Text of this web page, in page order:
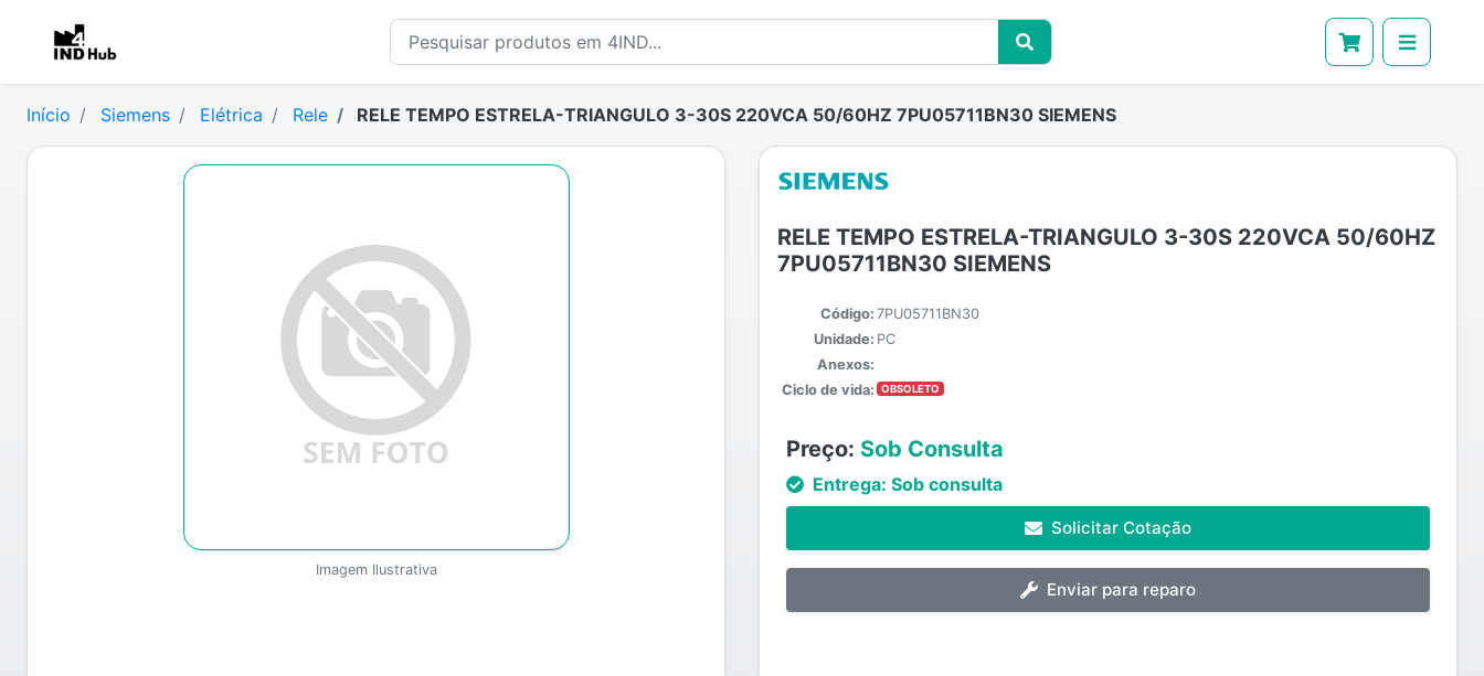
Início Siemens Elétrica Rele RELE TEMPO ESTRELA-TRIANGULO 3-30S 220VCA 50/60HZ 7PU05711BN30 SIEMENS
Imagem Ilustrativa
RELE TEMPO ESTRELA-TRIANGULO 3-30S 220VCA 50/60HZ
7PU05711BN30 SIEMENS
Código: 7PU05711BN30
Unidade: PC
Anexos:
Ciclo de vida:
OBSOLETO
Preço: Sob Consulta
Entrega: Sob consulta
Solicitar Cotação
Enviar para reparo